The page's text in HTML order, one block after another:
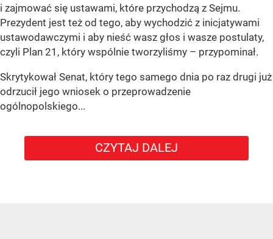
i zajmować się ustawami, które przychodzą z Sejmu.
Prezydent jest też od tego, aby wychodzić z inicjatywami
ustawodawczymi i aby nieść wasz głos i wasze postulaty,
czyli Plan 21, który wspólnie tworzyliśmy – przypominał.
Skrytykował Senat, który tego samego dnia po raz drugi już
odrzucił jego wniosek o przeprowadzenie
ogólnopolskiego...
CZYTAJ DALEJ